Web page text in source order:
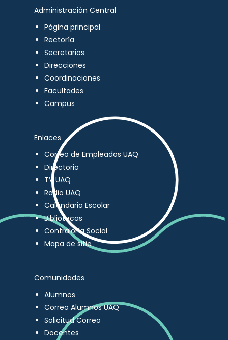
Administración Central
Página principal
Rectoría
Secretarios
Direcciones
Coordinaciones
Facultades
Campus
Enlaces
Correo de Empleados UAQ
Directorio
TV UAQ
Radio UAQ
Calendario Escolar
Bibliotecas
Contraloría Social
Mapa de sitio
Comunidades
Alumnos
Correo Alumnos UAQ
Solicitud Correo
Docentes